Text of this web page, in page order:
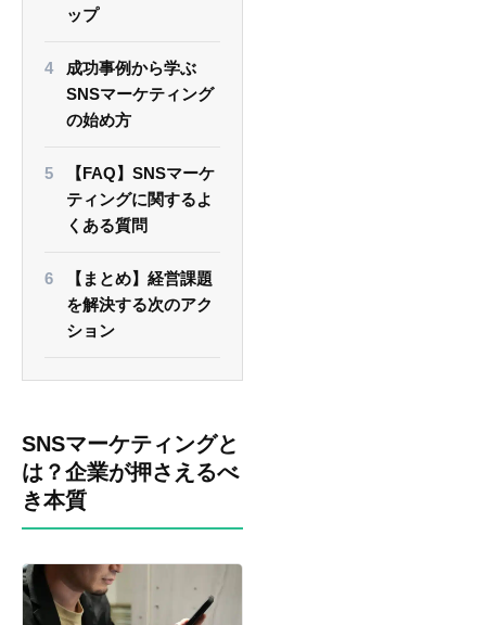
ップ
成功事例から学ぶ
SNSマーケティング
の始め方
【FAQ】SNSマーケ
ティングに関するよ
くある質問
【まとめ】経営課題
を解決する次のアク
ション
SNSマーケティングと
は？企業が押さえるべ
き本質